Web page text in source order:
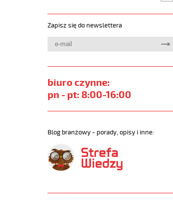
Zapisz się do newslettera
biuro czynne:
pn - pt: 8:00-16:00
Blog branżowy - porady, opisy i inne: